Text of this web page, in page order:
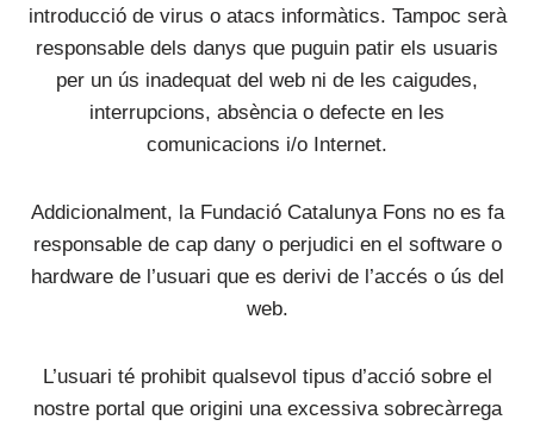
introducció de virus o atacs informàtics. Tampoc serà
responsable dels danys que puguin patir els usuaris
per un ús inadequat del web ni de les caigudes,
interrupcions, absència o defecte en les
comunicacions i/o Internet.
Addicionalment, la Fundació Catalunya Fons no es fa
responsable de cap dany o perjudici en el software o
hardware de l’usuari que es derivi de l’accés o ús del
web.
L’usuari té prohibit qualsevol tipus d’acció sobre el
nostre portal que origini una excessiva sobrecàrrega